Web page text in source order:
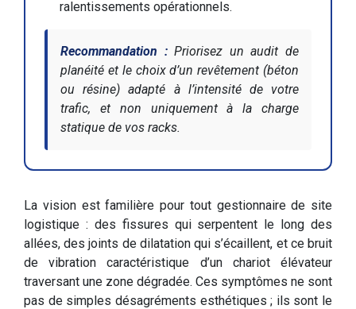
ralentissements opérationnels.
Recommandation :Priorisez un audit de
planéité et le choix d’un revêtement (béton
ou résine) adapté à l’intensité de votre
trafic, et non uniquement à la charge
statique de vos racks.
La vision est familière pour tout gestionnaire de site
logistique : des fissures qui serpentent le long des
allées, des joints de dilatation qui s’écaillent, et ce bruit
de vibration caractéristique d’un chariot élévateur
traversant une zone dégradée. Ces symptômes ne sont
pas de simples désagréments esthétiques ; ils sont le